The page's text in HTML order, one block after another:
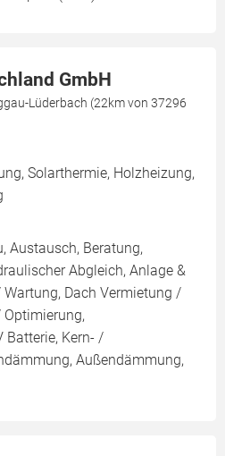
GmbH
Lüderbach (22km von 37296
Solarthermie, Holzheizung,
Austausch, Beratung,
Abgleich, Anlage &
Dach Vermietung /
Batterie, Kern- /
Außendämmung,